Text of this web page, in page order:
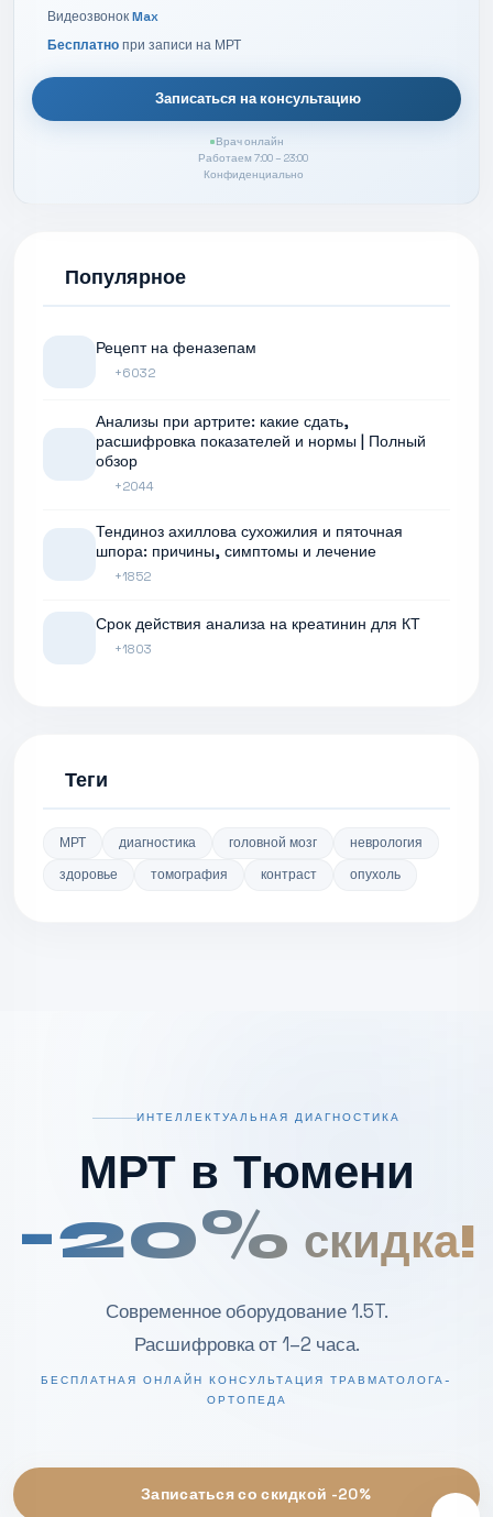
Видеозвонок Max
Бесплатно при записи на МРТ
Записаться на консультацию
Врач онлайн
Работаем 7:00 – 23:00
Конфиденциально
Популярное
Рецепт на феназепам
+6032
Анализы при артрите: какие сдать,
расшифровка показателей и нормы | Полный
обзор
+2044
Тендиноз ахиллова сухожилия и пяточная
шпора: причины, симптомы и лечение
+1852
Срок действия анализа на креатинин для КТ
+1803
Теги
МРТ диагностика головной мозг
неврология
здоровье
томография контраст опухоль
ИНТЕЛЛЕКТУАЛЬНАЯ ДИАГНОСТИКА
МРТ в Тюмени
-20% скидка!
Современное оборудование 1.5T.
Расшифровка от 1–2 часа.
БЕСПЛАТНАЯ ОНЛАЙН КОНСУЛЬТАЦИЯ ТРАВМАТОЛОГА-
ОРТОПЕДА
Записаться со скидкой -20%